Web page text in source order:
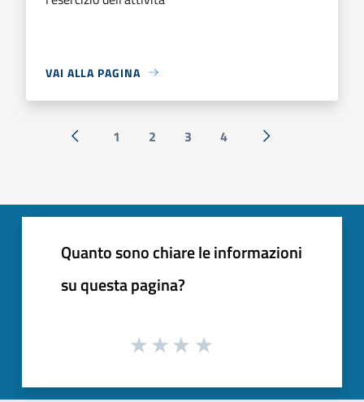
VAI ALLA PAGINA
« Precedente
1 2 3 4 Successiva »
Quanto sono chiare le informazioni
su questa pagina?